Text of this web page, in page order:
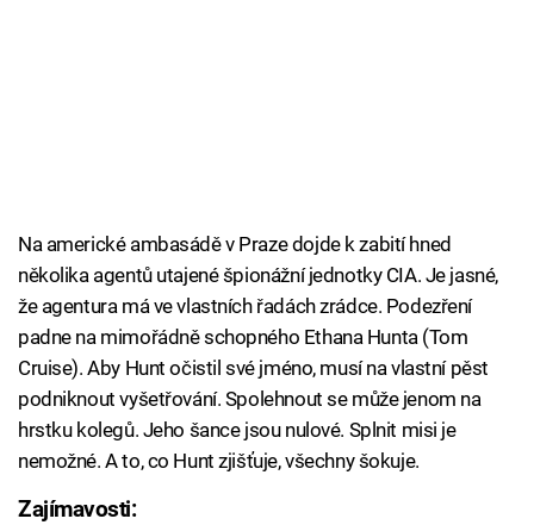
Na americké ambasádě v Praze dojde k zabití hned
několika agentů utajené špionážní jednotky CIA. Je jasné,
že agentura má ve vlastních řadách zrádce. Podezření
padne na mimořádně schopného Ethana Hunta (Tom
Cruise). Aby Hunt očistil své jméno, musí na vlastní pěst
podniknout vyšetřování. Spolehnout se může jenom na
hrstku kolegů. Jeho šance jsou nulové. Splnit misi je
nemožné. A to, co Hunt zjišťuje, všechny šokuje.
Zajímavosti: